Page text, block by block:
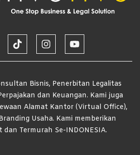
Bisnis, Penerbitan Legalitas
dan Keuangan. Kami juga
Alamat Kantor (Virtual Office),
Usaha. Kami memberikan
dan Termurah Se-INDONESIA.